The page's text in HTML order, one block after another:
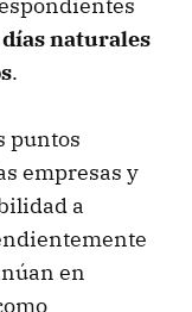
naturales
.
puntos
empresas y
a
en